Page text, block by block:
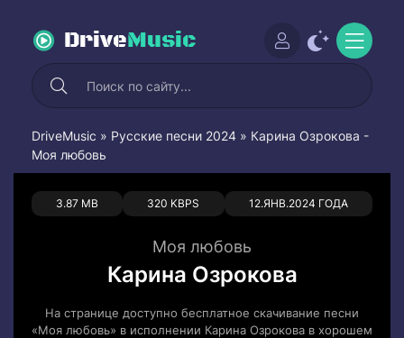
DriveMusic
DriveMusic » Русские песни 2024 » Карина Озрокова -
Моя любовь
3.87 MB 320 KBPS 12.ЯНВ.2024 ГОДА
0 0
Моя любовь
Карина Озрокова
На странице доступно бесплатное скачивание песни
«Моя любовь» в исполнении Карина Озрокова в хорошем